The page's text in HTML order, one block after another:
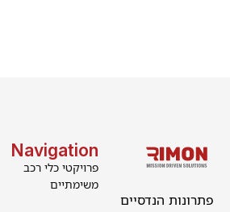
Navigation
פרויקטי כלי רכב
משימתיים
פתרונות הנדסיים